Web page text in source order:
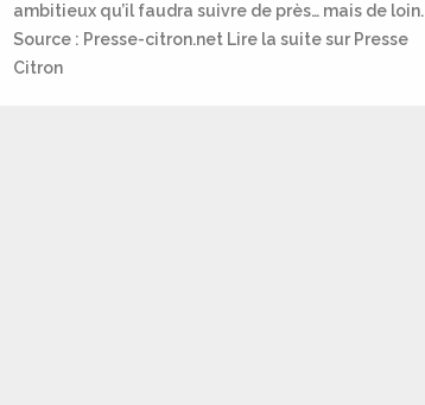
ambitieux qu’il faudra suivre de près… mais de loin.
Source : Presse-citron.net Lire la suite sur Presse
Citron